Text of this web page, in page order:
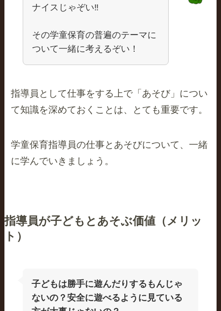
ナイスじゃぞい‼
その学童保育の普遍のテーマに
ついて一緒に考えるぞい！
指導員として仕事をする上で「あそび」につい
て知識を深めておくことは、とても重要です。
学童保育指導員の仕事とあそびについて、一緒
に学んでいきましょう。
指導員が子どもとあそぶ価値（メリッ
ト）
子どもは勝手に遊んだりするもんじゃ
ないの？安全に遊べるように見ている